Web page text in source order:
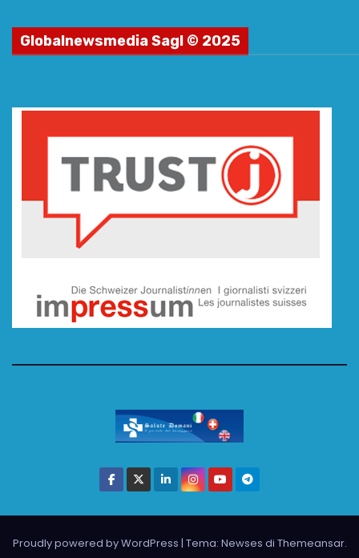
Globalnewsmedia Sagl © 2025
Proudly powered by WordPress | Tema: Newses di Themeansar.